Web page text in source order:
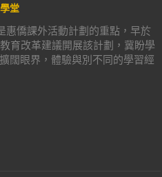
堂
惠僑課外活動計劃的重點，早於
育改革建議開展該計劃，冀盼學
闊眼界，體驗與別不同的學習經